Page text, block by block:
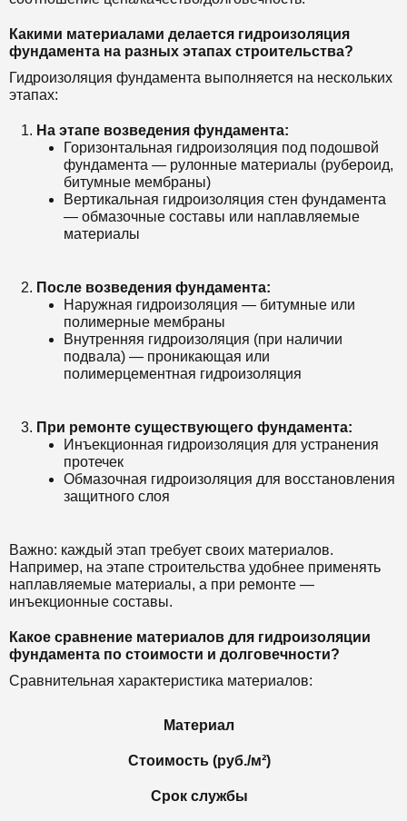
Какими материалами делается гидроизоляция
фундамента на разных этапах строительства?
Гидроизоляция фундамента выполняется на нескольких
этапах:
На этапе возведения фундамента:
Горизонтальная гидроизоляция под подошвой
фундамента — рулонные материалы (рубероид,
битумные мембраны)
Вертикальная гидроизоляция стен фундамента
— обмазочные составы или наплавляемые
материалы
После возведения фундамента:
Наружная гидроизоляция — битумные или
полимерные мембраны
Внутренняя гидроизоляция (при наличии
подвала) — проникающая или
полимерцементная гидроизоляция
При ремонте существующего фундамента:
Инъекционная гидроизоляция для устранения
протечек
Обмазочная гидроизоляция для восстановления
защитного слоя
Важно: каждый этап требует своих материалов.
Например, на этапе строительства удобнее применять
наплавляемые материалы, а при ремонте —
инъекционные составы.
Какое сравнение материалов для гидроизоляции
фундамента по стоимости и долговечности?
Сравнительная характеристика материалов:
Материал
Стоимость (руб./м²)
Срок службы